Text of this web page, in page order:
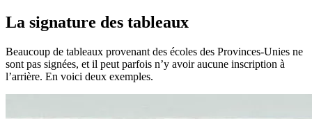
La signature des tableaux
Beaucoup de tableaux provenant des écoles des Provinces-Unies ne
sont pas signées, et il peut parfois n’y avoir aucune inscription à
l’arrière. En voici deux exemples.